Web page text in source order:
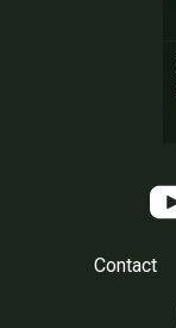
Contact